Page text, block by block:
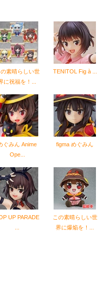
の素晴らしい世
に祝福を！...
TENITOL Fig à ...
ぐみん Anime
Ope...
figma めぐみん
UP PARADE
この素晴らしい世
界に爆焔を！...